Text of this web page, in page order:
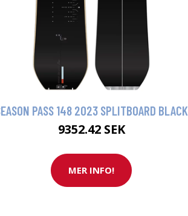
PASS 148 2023 SPLITBOARD BLACK
9352.42 SEK
MER INFO!